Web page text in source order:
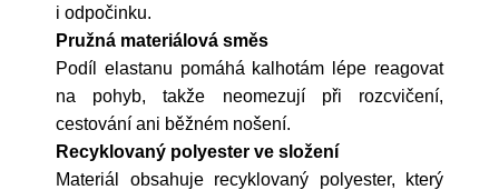
i odpočinku.
Pružná materiálová směs
Podíl elastanu pomáhá kalhotám lépe reagovat
na pohyb, takže neomezují při rozcvičení,
cestování ani běžném nošení.
Recyklovaný polyester ve složení
Materiál obsahuje recyklovaný polyester, který